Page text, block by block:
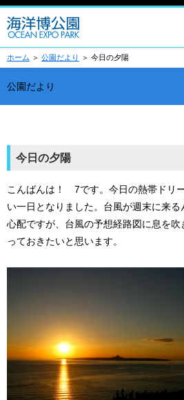
ホーム ＞ 公園だより ＞ 今日の夕陽
公園だより
今日の夕陽
こんばんは！ 7です。今日の熱帯ドリ
い一日となりました。台風が週末に来る
心配ですが、台風の予想経路図に息を
っておきたいと思います。